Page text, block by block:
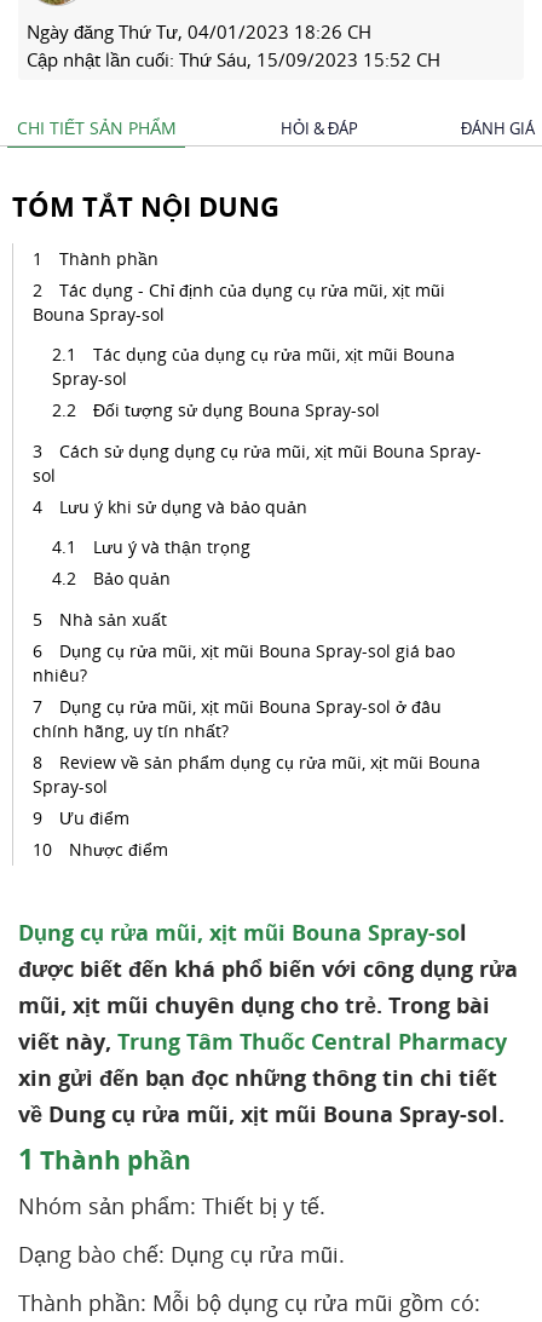
Ngày đăng Thứ Tư, 04/01/2023 18:26 CH
Cập nhật lần cuối: Thứ Sáu, 15/09/2023 15:52 CH
CHI TIẾT SẢN PHẨM HỎI & ĐÁP ĐÁNH GIÁ
TÓM TẮT NỘI DUNG
Thành phần
Tác dụng - Chỉ định của dụng cụ rửa mũi, xịt mũi
Bouna Spray-sol
Tác dụng của dụng cụ rửa mũi, xịt mũi Bouna
Spray-sol
Đối tượng sử dụng Bouna Spray-sol
Cách sử dụng dụng cụ rửa mũi, xịt mũi Bouna Spray-
sol
Lưu ý khi sử dụng và bảo quản
Lưu ý và thận trọng
Bảo quản
Nhà sản xuất
Dụng cụ rửa mũi, xịt mũi Bouna Spray-sol giá bao
nhiêu?
Dụng cụ rửa mũi, xịt mũi Bouna Spray-sol ở đâu
chính hãng, uy tín nhất?
Review về sản phẩm dụng cụ rửa mũi, xịt mũi Bouna
Spray-sol
Ưu điểm
Nhược điểm
Dụng cụ rửa mũi, xịt mũi Bouna Spray-sol
được biết đến khá phổ biến với công dụng rửa
mũi, xịt mũi chuyên dụng cho trẻ. Trong bài
viết này, Trung Tâm Thuốc Central Pharmacy
xin gửi đến bạn đọc những thông tin chi tiết
về Dung cụ rửa mũi, xịt mũi Bouna Spray-sol.
1 Thành phần
Nhóm sản phẩm: Thiết bị y tế.
Dạng bào chế: Dụng cụ rửa mũi.
Thành phần: Mỗi bộ dụng cụ rửa mũi gồm có: